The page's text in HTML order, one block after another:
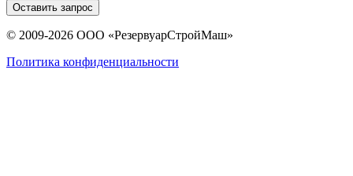
Оставить запрос
© 2009-2026 ООО «РезервуарСтройМаш»
Политика конфиденциальности